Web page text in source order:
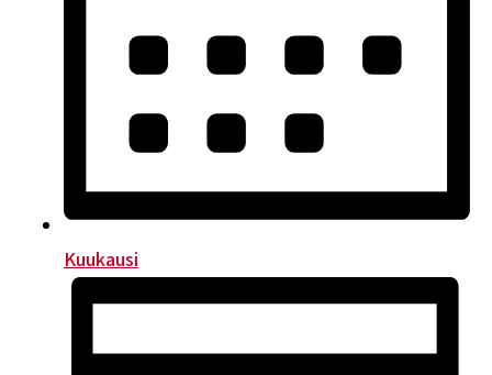
Kuukausi